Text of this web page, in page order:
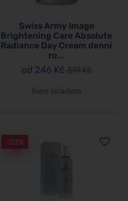
Swiss Army Image
Brightening Care Absolute
Radiance Day Cream denní
ro...
od 246 Kč 319 Kč
Není skladem
-23%